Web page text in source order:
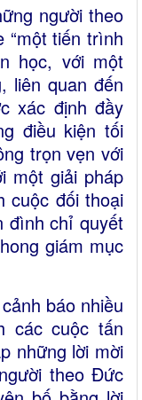
người theo
“một tiến trình
học, với một
liên quan đến
xác định đầy
điều kiện tối
trọn vẹn với
một giải pháp
cuộc đối thoại
đình chỉ quyết
giám mục
báo nhiều
các cuộc tấn
những lời mời
theo Đức